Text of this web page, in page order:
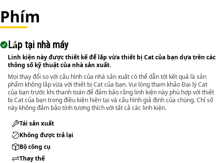
Phím
Lắp tại nhà máy
Linh kiện này được thiết kế để lắp vừa thiết bị Cat của bạn dựa trên các
thông số kỹ thuật của nhà sản xuất.
Mọi thay đổi so với cấu hình của nhà sản xuất có thể dẫn tới kết quả là sản
phẩm không lắp vừa với thiết bị Cat của bạn. Vui lòng tham khảo Đại lý Cat
của bạn trước khi thanh toán để đảm bảo rằng linh kiện này phù hợp với thiết
bị Cat của bạn trong điều kiện hiện tại và cấu hình giả định của chúng. Chỉ số
này không đảm bảo tính tương thích với tất cả các linh kiện.
Tái sản xuất
Không được trả lại
Bộ công cụ
Thay thế